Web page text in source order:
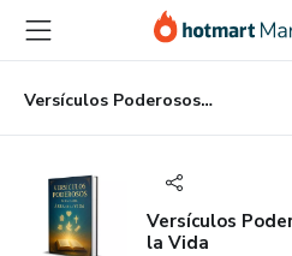
principal
página
de
página
Versículos Poderosos para Cada Área de la Vida
Versículos
la Vida